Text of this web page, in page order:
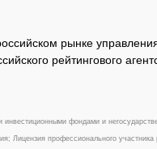
рынке
рейтингового
фондами и
Лицензия профессионального участника